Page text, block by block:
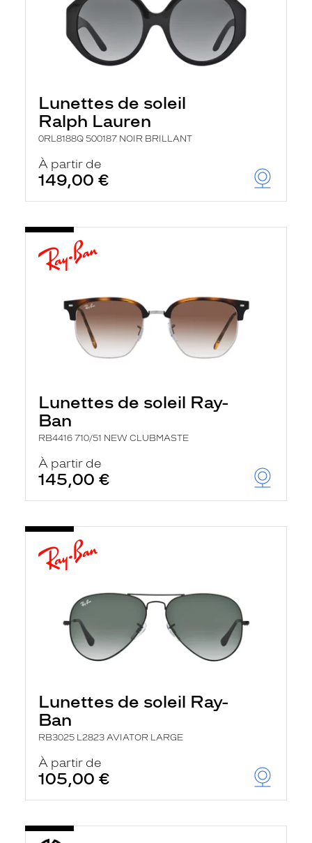
Lunettes de soleil
Ralph Lauren
0RL8188Q 500187 NOIR BRILLANT
À partir de
149,00 €
Lunettes de soleil Ray-
Ban
RB4416 710/51 NEW CLUBMASTE
À partir de
145,00 €
Lunettes de soleil Ray-
Ban
RB3025 L2823 AVIATOR LARGE
À partir de
105,00 €